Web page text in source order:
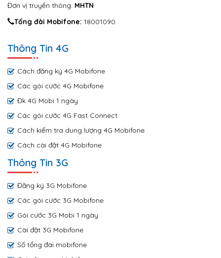
Đơn vị truyền thông: MHTN
Tổng đài Mobifone: 18001090
Thông Tin 4G
Cách đăng ký 4G Mobifone
Các gói cước 4G Mobifone
Đk 4G Mobi 1 ngày
Các gói cước 4G Fast Connect
Cách kiểm tra dung lượng 4G Mobifone
Cách cài đặt 4G Mobifone
Thông Tin 3G
Đăng ký 3G Mobifone
Các gói cước 3G Mobifone
Gói cước 3G Mobi 1 ngày
Cài đặt 3G Mobifone
Số tổng đài mobifone